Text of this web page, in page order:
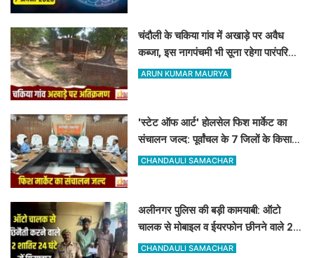
चंदौली के चकिया गांव में अखाड़े पर अवैध
कब्जा, इस नागपंचमी भी सूना रहेगा पारंपरिक
खेल का मैदान
ARUN KUMAR MAURYA
'स्टेट ऑफ आर्ट' होलसेल फिश मार्केट का
संचालन जल्द: पूर्वांचल के 7 जिलों के किसान
जुड़ेंगे चंदौली फिश मार्केट से
CHANDAULI SAMACHAR
अलीनगर पुलिस की बड़ी कामयाबी: ऑटो
चालक से मोबाइल व ईयरफोन छीनने वाले 2
अभियुक्त 24 घंटे में गिरफ्तार
CHANDAULI SAMACHAR